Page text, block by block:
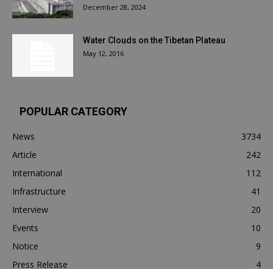
December 28, 2024
Water Clouds on the Tibetan Plateau
May 12, 2016
POPULAR CATEGORY
News
3734
Article
242
International
112
Infrastructure
41
Interview
20
Events
10
Notice
9
Press Release
4